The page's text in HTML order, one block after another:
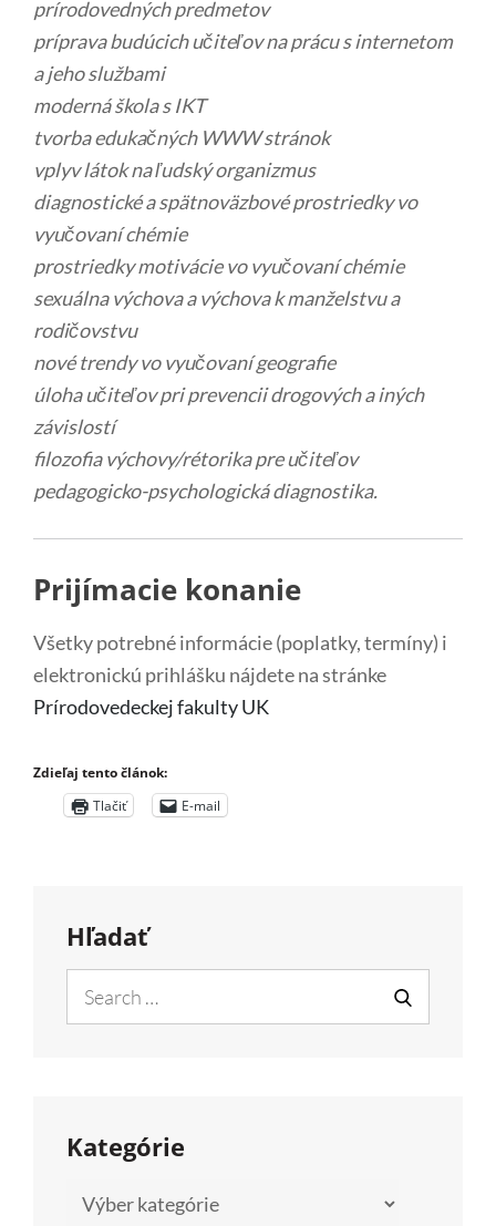
prírodovedných predmetov
príprava budúcich učiteľov na prácu s internetom
a jeho službami
moderná škola s IKT
tvorba edukačných WWW stránok
vplyv látok na ľudský organizmus
diagnostické a spätnoväzbové prostriedky vo
vyučovaní chémie
prostriedky motivácie vo vyučovaní chémie
sexuálna výchova a výchova k manželstvu a
rodičovstvu
nové trendy vo vyučovaní geografie
úloha učiteľov pri prevencii drogových a iných
závislostí
filozofia výchovy/rétorika pre učiteľov
pedagogicko-psychologická diagnostika.
Prijímacie konanie
Všetky potrebné informácie (poplatky, termíny) i
elektronickú prihlášku nájdete na stránke
Prírodovedeckej fakulty UK
Zdieľaj tento článok:
Tlačiť
E-mail
Hľadať
for:
SEARCH
Kategórie
Kategórie